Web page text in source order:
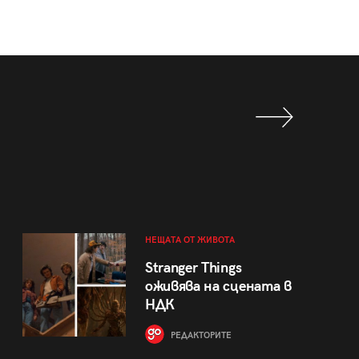
НЕЩАТА ОТ ЖИВОТА
Stranger Things
оживява на сцената в
НДК
РЕДАКТОРИТЕ